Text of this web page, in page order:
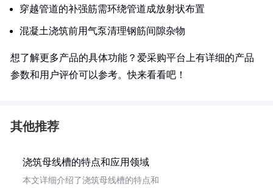
穿越管道的补强筋需环绕管道成放射状布置
混凝土浇筑前用气泵清理钢筋间隙杂物
想了解更多产品的具体功能？爱采购平台上有详细的产品
参数和用户评价可以参考。快来看看吧！
其他推荐
浇筑母线槽的特点和应用领域
本文详细介绍了浇筑母线槽的特点和